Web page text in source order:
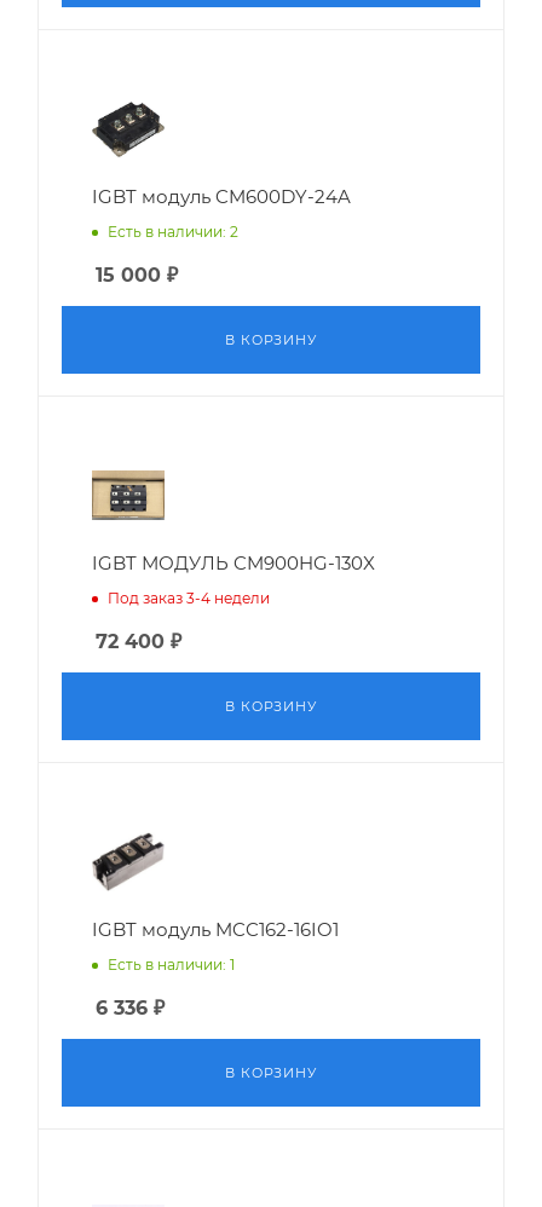
IGBT модуль CM600DY-24A
Есть в наличии: 2
15 000 ₽
В КОРЗИНУ
IGBT МОДУЛЬ CM900HG-130X
Под заказ 3-4 недели
72 400 ₽
В КОРЗИНУ
IGBT модуль MCC162-16IO1
Есть в наличии: 1
6 336 ₽
В КОРЗИНУ